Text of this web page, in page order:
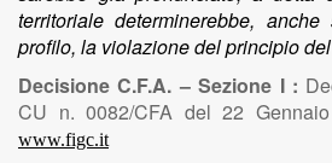
territoriale determinerebbe,
profilo, la violazione del principio
Decisione C.F.A. – Sezione I :
CU n. 0082/CFA del 22
www.figc.it